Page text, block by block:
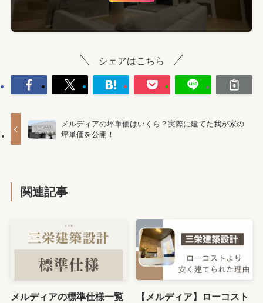
シェアはこちら
メルディアの坪単価はいくら？実際に建てた我が家の
坪単価を公開！
関連記事
メルディアの標準仕様一覧
【メルディア】ローコスト